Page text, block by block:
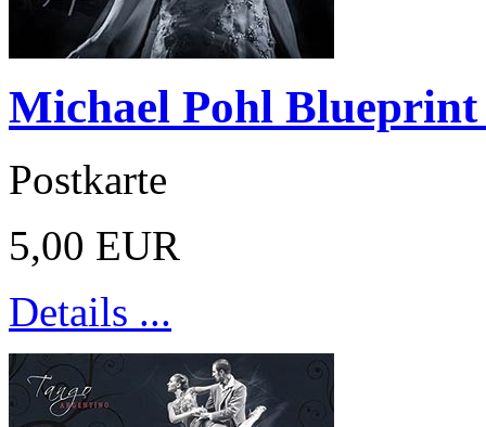
Michael Pohl Blueprint
Postkarte
5,00 EUR
Details ...